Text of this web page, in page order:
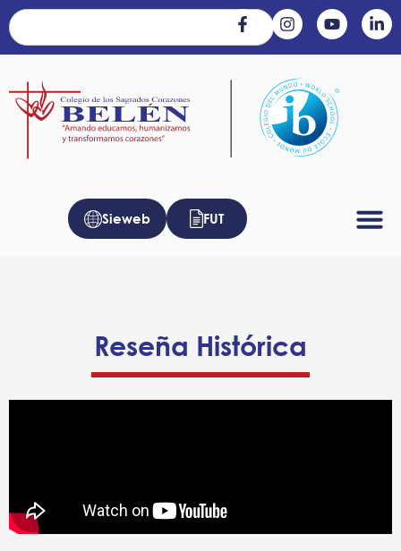
Sieweb FUT
Reseña Histórica